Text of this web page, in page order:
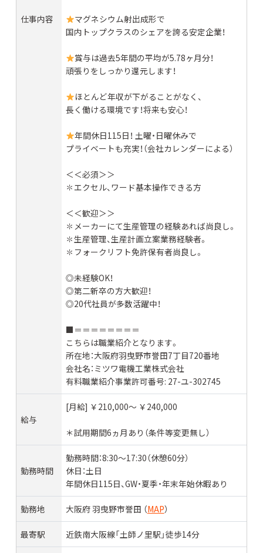
仕事内容
マグネシウム射出成形で
国内トップクラスのシェアを誇る安定企業！
賞与は過去5年間の平均が5.78ヶ月分！
頑張りをしっかり還元します！
ほとんど年収が下がることがなく、
長く働ける環境です！将来も安心！
年間休日115日！ 土曜・日曜休みで
プライベートも充実！（会社カレンダーによる）
＜＜必須＞＞
✽エクセル、ワード基本操作できる方
＜＜歓迎＞＞
✽メーカーにて生産管理の経験あれば尚良し。
✽生産管理、生産計画立案業務経験者。
✽フォークリフト免許保有者尚良し。
◎未経験OK！
◎第二新卒の方大歓迎！
◎20代社員が多数活躍中！
■＝＝＝＝＝＝＝＝
こちらは職業紹介となります。
所在地：大阪府羽曳野市誉田7丁目720番地
会社名：ミツワ電機工業株式会社
有料職業紹介事業許可番号: 27-ユ-302745
給与
[月給] ￥210,000〜 ￥240,000
＊試用期間6ヵ月あり（条件等変更無し）
勤務時間
勤務時間：8:30～17:30（休憩60分）
休日：土日
年間休日115日、GW・夏季・年末年始休暇あり
勤務地 大阪府 羽曳野市誉田 （MAP）
最寄駅 近鉄南大阪線「土師ノ里駅」徒歩14分